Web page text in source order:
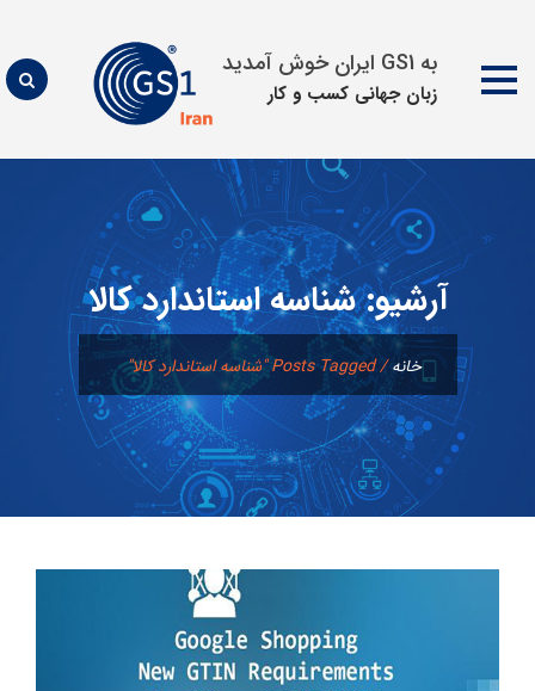
به GS1 ایران خوش آمدید
زبان جهانی كسب و كار
محتوا
آرشیو:شناسه استاندارد كالا
خانه/Posts Tagged "شناسه استاندارد كالا"